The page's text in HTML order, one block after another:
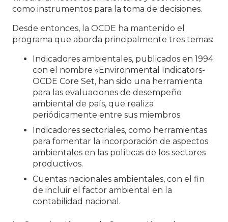
como instrumentos para la toma de decisiones.
Desde entonces, la OCDE ha mantenido el
programa que aborda principalmente tres temas:
Indicadores ambientales, publicados en 1994
con el nombre «Environmental Indicators-
OCDE Core Set, han sido una herramienta
para las evaluaciones de desempeño
ambiental de país, que realiza
periódicamente entre sus miembros.
Indicadores sectoriales, como herramientas
para fomentar la incorporación de aspectos
ambientales en las políticas de los sectores
productivos.
Cuentas nacionales ambientales, con el fin
de incluir el factor ambiental en la
contabilidad nacional.